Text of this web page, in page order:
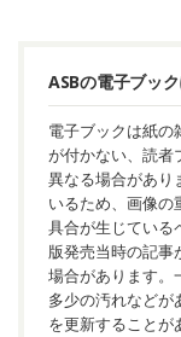
ASBの電子ブッ
電子ブックは紙の
が付かない、読者
異なる場合があり
いるため、画像の
具合が生じている
版発売当時の記事
場合があります。
多少の汚れなどが
を更新することが